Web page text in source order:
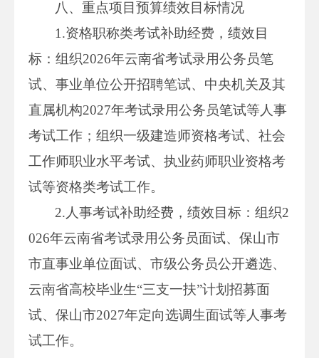
八、重点项目预算绩效目标情况
1.资格职称类考试补助经费，绩效目
标：组织2026年云南省考试录用公务员笔
试、事业单位公开招聘笔试、中央机关及其
直属机构2027年考试录用公务员笔试等人事
考试工作；组织一级建造师资格考试、社会
工作师职业水平考试、执业药师职业资格考
试等资格类考试工作。
2.人事考试补助经费，绩效目标：组织2
026年云南省考试录用公务员面试、保山市
市直事业单位面试、市级公务员公开遴选、
云南省高校毕业生“三支一扶”计划招募面
试、保山市2027年定向选调生面试等人事考
试工作。